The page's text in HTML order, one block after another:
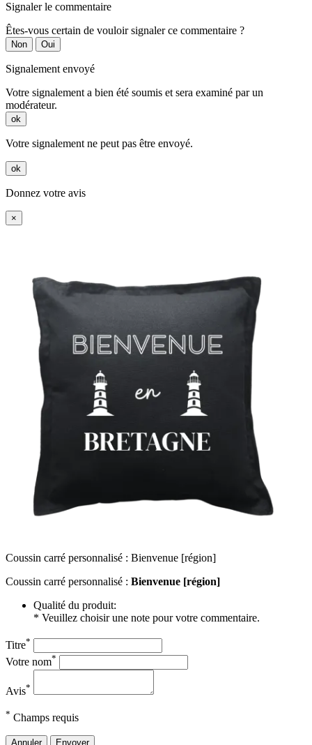
Signaler le commentaire
Êtes-vous certain de vouloir signaler ce commentaire ?
Non Oui
Signalement envoyé
Votre signalement a bien été soumis et sera examiné par un
modérateur.
ok
Votre signalement ne peut pas être envoyé.
ok
Donnez votre avis
×
Coussin carré personnalisé : Bienvenue [région]
Coussin carré personnalisé : Bienvenue [région]
Qualité du produit:
* Veuillez choisir une note pour votre commentaire.
Titre*
Votre nom*
Avis*
* Champs requis
Annuler Envoyer